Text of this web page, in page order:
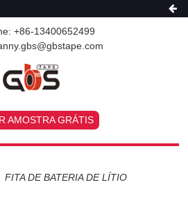
+86-13400652499
AMOSTRA GRÁTIS
FITA DE BATERIA DE LÍTIO